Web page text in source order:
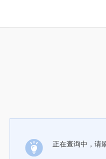
正在查询中，请